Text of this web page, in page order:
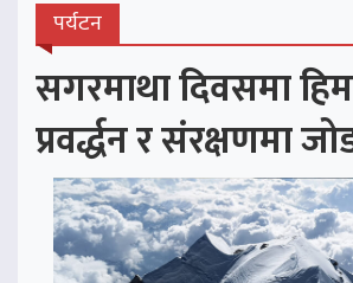
पर्यटन
सगरमाथा दिवसमा
प्रवर्द्धन र संरक्षणमा